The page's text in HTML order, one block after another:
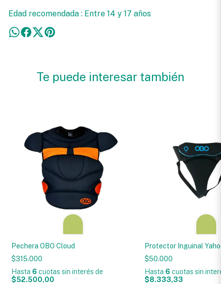
Edad recomendada : Entre 14 y 17 años
Te puede interesar también
Pechera OBO Cloud
$315.000
Hasta 6 cuotas sin interés de
$52.500,00
Protector Inguinal
$50.000
Hasta 6 cuotas sin
$8.333,33